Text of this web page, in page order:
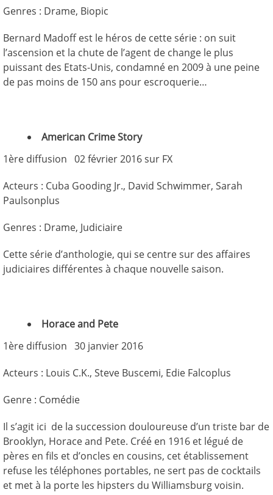
Genres : Drame, Biopic
Bernard Madoff est le héros de cette série : on suit
l’ascension et la chute de l’agent de change le plus
puissant des Etats-Unis, condamné en 2009 à une peine
de pas moins de 150 ans pour escroquerie…
American Crime Story
1ère diffusion 02 février 2016 sur FX
Acteurs : Cuba Gooding Jr., David Schwimmer, Sarah
Paulsonplus
Genres : Drame, Judiciaire
Cette série d’anthologie, qui se centre sur des affaires
judiciaires différentes à chaque nouvelle saison.
Horace and Pete
1ère diffusion 30 janvier 2016
Acteurs : Louis C.K., Steve Buscemi, Edie Falcoplus
Genre : Comédie
Il s’agit ici de la succession douloureuse d’un triste bar de
Brooklyn, Horace and Pete. Créé en 1916 et légué de
pères en fils et d’oncles en cousins, cet établissement
refuse les téléphones portables, ne sert pas de cocktails
et met à la porte les hipsters du Williamsburg voisin.